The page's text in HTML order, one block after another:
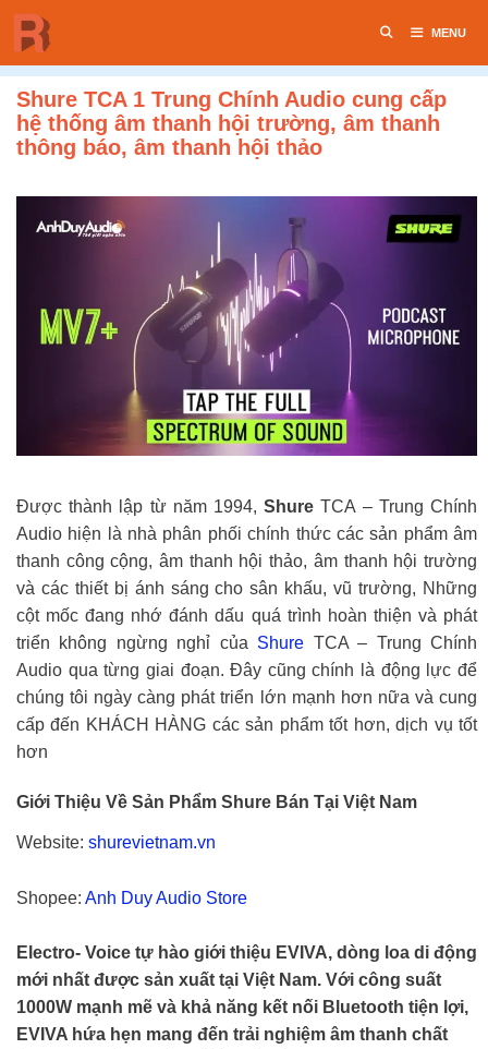
Chuyển
đến
nội
dung
MENU
Shure TCA 1 Trung Chính Audio cung cấp
hệ thống âm thanh hội trường, âm thanh
thông báo, âm thanh hội thảo
Được thành lập từ năm 1994,Shure TCA – Trung Chính
Audio hiện là nhà phân phối chính thức các sản phẩm âm
thanh công cộng, âm thanh hội thảo, âm thanh hội trường
và các thiết bị ánh sáng cho sân khấu, vũ trường, Những
cột mốc đang nhớ đánh dấu quá trình hoàn thiện và phát
triển không ngừng nghỉ của Shure TCA – Trung Chính
Audio qua từng giai đoạn. Đây cũng chính là động lực để
chúng tôi ngày càng phát triển lớn mạnh hơn nữa và cung
cấp đến KHÁCH HÀNG các sản phẩm tốt hơn, dịch vụ tốt
hơn
Giới Thiệu Về Sản Phẩm Shure Bán Tại Việt Nam
Website: shurevietnam.vn
Shopee: Anh Duy Audio Store
Electro- Voice tự hào giới thiệu EVIVA, dòng loa di động
mới nhất được sản xuất tại Việt Nam. Với công suất
1000W mạnh mẽ và khả năng kết nối Bluetooth tiện lợi,
EVIVA hứa hẹn mang đến trải nghiệm âm thanh chất